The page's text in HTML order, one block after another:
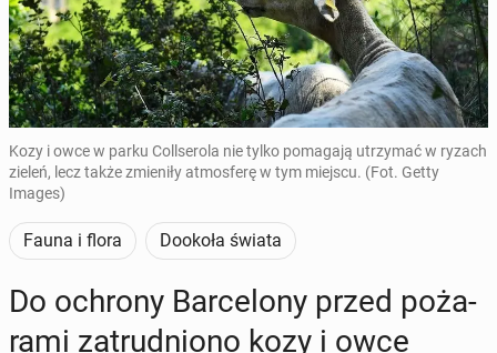
Kozy i owce w parku Collserola nie tylko pomagają utrzymać w ryzach
zieleń, lecz także zmieniły atmosferę w tym miejscu. (Fot. Getty
Images)
Fauna i flora Dookoła świata
Do ochrony Bar­ce­lo­ny przed po­ża­
ra­mi za­trud­nio­no kozy i owce